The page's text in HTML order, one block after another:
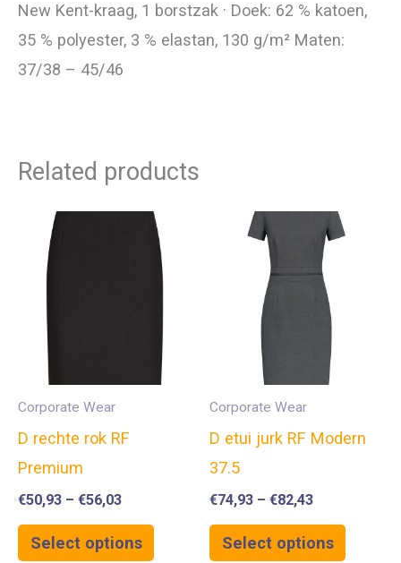
New Kent-kraag, 1 borstzak · Doek: 62 % katoen,
35 % polyester, 3 % elastan, 130 g/m² Maten:
37/38 – 45/46
Related products
Corporate Wear
D rechte rok RF
Premium
€50,93 – €56,03
Select options
Corporate Wear
D etui jurk RF Modern
37.5
€74,93 – €82,43
Select options